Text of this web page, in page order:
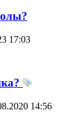
17:03
14:56